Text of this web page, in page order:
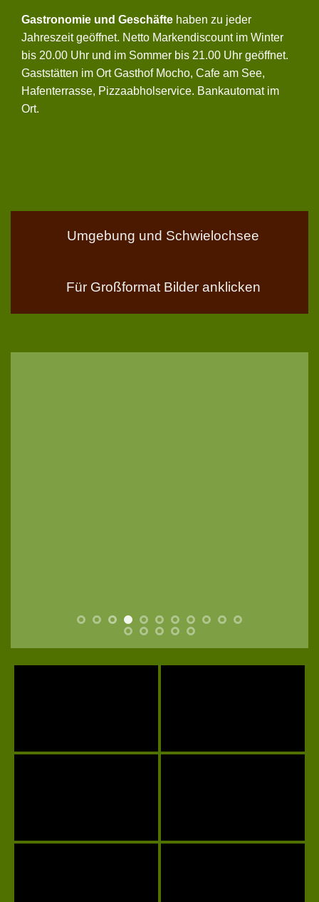
Gastronomie und Geschäfte haben zu jeder
Jahreszeit geöffnet. Netto Markendiscount im Winter
bis 20.00 Uhr und im Sommer bis 21.00 Uhr geöffnet.
Gaststätten im Ort Gasthof Mocho, Cafe am See,
Hafenterrasse, Pizzaabholservice. Bankautomat im
Ort.
Umgebung und Schwielochsee
Für Großformat Bilder anklicken